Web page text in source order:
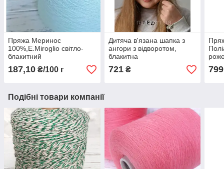
Пряжа Меринос
100%,E.Miroglio світло-
блакитний
187,10 ₴/100 г
Дитяча в'язана шапка з
ангори з відворотом,
блакитна
721₴
Подібні товари компанії